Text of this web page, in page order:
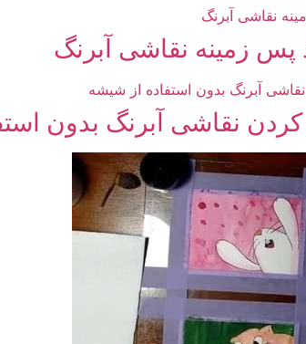
پس زمینه نقاشی آبرنگ
نقاشی آبرنگ بدون